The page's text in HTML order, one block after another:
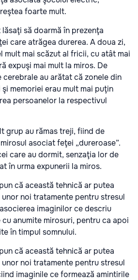
foarte mult.
să doarmă în prezenţa
care atrăgea durerea. A doua zi,
mult mai scăzut al fricii, cu atât mai
expuşi mai mult la miros. De
cerebrale au arătat că zonele din
memoriei erau mult mai puţin
persoanelor la respectivul
grup au rămas treji, fiind de
asociat feţei „dureroase”.
care au dormit, senzaţia lor de
în urma expunerii la miros.
că această tehnică ar putea
noi tratamente pentru stresul
imaginilor ce descriu
anumite mirosuri, pentru ca apoi
în timpul somnului.
că această tehnică ar putea
noi tratamente pentru stresul
imaginile ce formează amintirile